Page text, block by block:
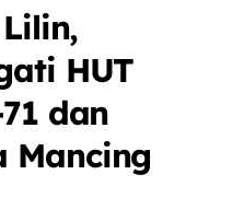
HUT
dan
Mancing